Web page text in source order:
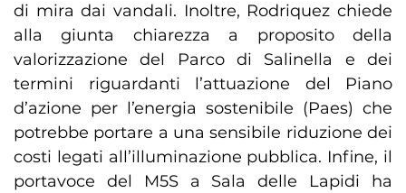
di mira dai vandali. Inoltre, Rodriquez chiede
alla giunta chiarezza a proposito della
valorizzazione del Parco di Salinella e dei
termini riguardanti l’attuazione del Piano
d’azione per l’energia sostenibile (Paes) che
potrebbe portare a una sensibile riduzione dei
costi legati all’illuminazione pubblica. Infine, il
portavoce del M5S a Sala delle Lapidi ha